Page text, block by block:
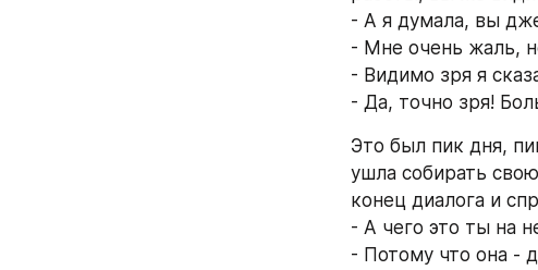
- А я думала, вы
- Мне очень жаль,
- Видимо зря я
- Да, точно зря!
Это был пик дня,
ушла собирать
конец диалога и
- А чего это ты на
- Потому что она -